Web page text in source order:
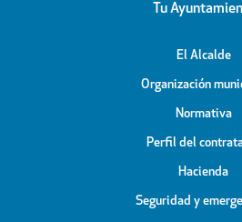
Tu
El Alcalde
Organización
Normativa
Perfil del
Hacienda
Seguridad y